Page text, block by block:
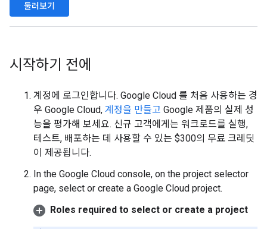
둘러보기
시작하기 전에
계정에 로그인합니다. Google Cloud 를 처음 사용하는 경
우 Google Cloud, 계정을 만들고 Google 제품의 실제 성
능을 평가해 보세요. 신규 고객에게는 워크로드를 실행,
테스트, 배포하는 데 사용할 수 있는 $300의 무료 크레딧
이 제공됩니다.
In the Google Cloud console, on the project selector
page, select or create a Google Cloud project.
Roles required to select or create a project